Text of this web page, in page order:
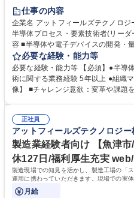
服装自由
仕事の内容
企業名 アットフィールズテクノロジー株式会社 求人名
半導体プロセス・要素技術者(リーダー候
容 ■半導体や電子デバイスの開発・
担当していただきます。■プロジェ
成など 【専門技術】■前工程要素技術(リソグラフィ・ドライエッチ・洗
浄・成膜・熱処理・イオン注入・
ト・バックグラインド・ダイシング
桑名市の事業所での選考を打診させてい
種 ■【愛知/日進市】半導体プロセス
日127日◎
必要な経験・能力等
必要な経験・能力等 【必須】●半導
術に関する業務経験 5年以上 ●組織マネジメントのご経験 【求める人物
像】 ■チャレンジ意欲：変革や課題
性と熱意を持って、相手との対話を
に面白みを感じている方 学歴・資格 学歴：大学院 大学 高専 語学力： 資
格：
正社員
アットフィールズテクノロジー
製造業経験者向け 【魚津
休127日/福利厚生充実
製造現場での知見を活かし、製造工場の「
運用に携わっていただきます。現場での実
造工場の新規システムおける
月給